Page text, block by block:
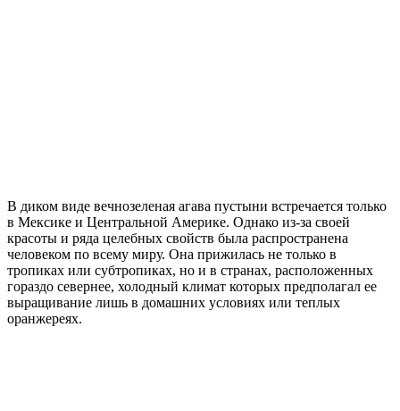
В диком виде вечнозеленая агава пустыни встречается только
в Мексике и Центральной Америке. Однако из-за своей
красоты и ряда целебных свойств была распространена
человеком по всему миру. Она прижилась не только в
тропиках или субтропиках, но и в странах, расположенных
гораздо севернее, холодный климат которых предполагал ее
выращивание лишь в домашних условиях или теплых
оранжереях.